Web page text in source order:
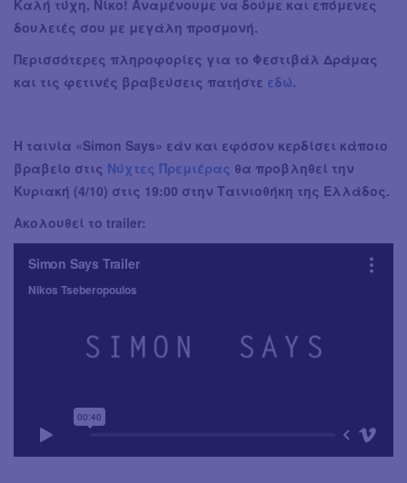
Καλή τύχη, Νίκο! Αναμένουμε να δούμε και επόμενες
δουλειές σου με μεγάλη προσμονή.
Περισσότερες πληροφορίες για το Φεστιβάλ Δράμας
και τις φετινές βραβεύσεις πατήστε εδώ.
Η ταινία «Simon Says» εάν και εφόσον κερδίσει κάποιο
βραβείο στις Νύχτες Πρεμιέρας θα προβληθεί την
Κυριακή (4/10) στις 19:00 στην Ταινιοθήκη της Ελλάδος.
Ακολουθεί το trailer: